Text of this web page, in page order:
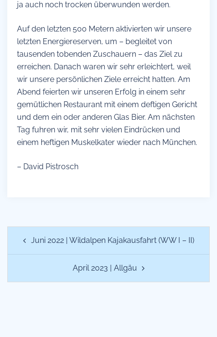
ja auch noch trocken überwunden werden.
Auf den letzten 500 Metern aktivierten wir unsere
letzten Energiereserven, um – begleitet von
tausenden tobenden Zuschauern – das Ziel zu
erreichen. Danach waren wir sehr erleichtert, weil
wir unsere persönlichen Ziele erreicht hatten. Am
Abend feierten wir unseren Erfolg in einem sehr
gemütlichen Restaurant mit einem deftigen Gericht
und dem ein oder anderen Glas Bier. Am nächsten
Tag fuhren wir, mit sehr vielen Eindrücken und
einem heftigen Muskelkater wieder nach München.
– David Pistrosch
Juni 2022 | Wildalpen Kajakausfahrt (WW I – II)
April 2023 | Allgäu